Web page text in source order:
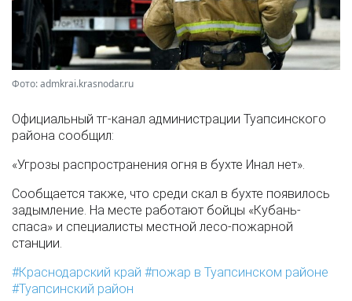
Фото: admkrai.krasnodar.ru
Официальный тг-канал администрации Туапсинского
района сообщил:
«Угрозы распространения огня в бухте Инал нет».
Сообщается также, что среди скал в бухте появилось
задымление. На месте работают бойцы «Кубань-
спаса» и специалисты местной лесо-пожарной
станции.
Краснодарский край
пожар в Туапсинском районе
Туапсинский район